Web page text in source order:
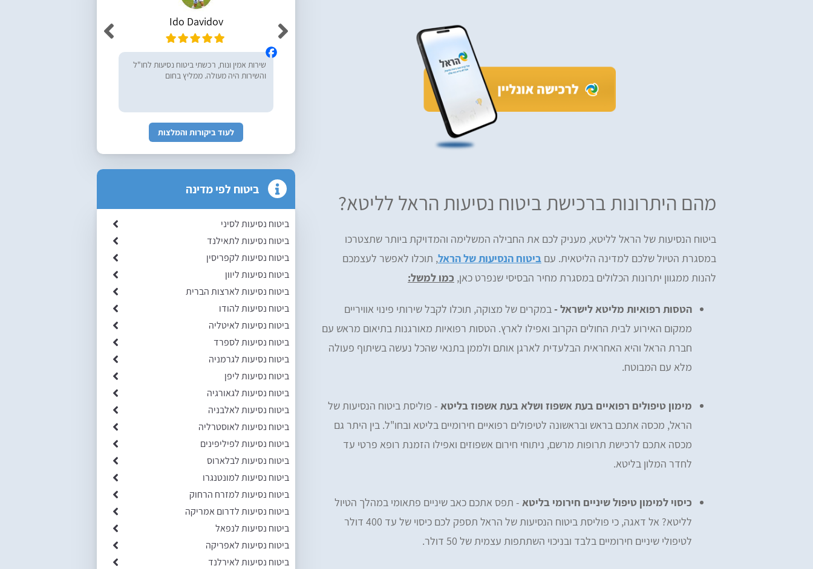
מהם היתרונות ברכישת ביטוח נסיעות הראל לליטא?
ביטוח הנסיעות של הראל לליטא, מעניק לכם את החבילה המשלימה והמדויקת ביותר שתצטרכו
במסגרת הטיול שלכם למדינה הליטאית. עם ביטוח הנסיעות של הראל, תוכלו לאפשר לעצמכם
להנות ממגוון יתרונות הכלולים במסגרת מחיר הבסיסי שנפרט כאן, כמו למשל:
הטסות רפואיות מליטא לישראל -במקרים של מצוקה, תוכלו לקבל שירותי פינוי אוויריים
ממקום האירוע לבית החולים הקרוב ואפילו לארץ. הטסות רפואיות מאורגנות בתיאום מראש עם
חברת הראל והיא האחראית הבלעדית לארגן אותם ולממן בתנאי שהכל נעשה בשיתוף פעולה
מלא עם המבוטח.
מימון טיפולים רפואיים בעת אשפוז ושלא בעת אשפוז בליטא - פוליסת ביטוח הנסיעות של
הראל, מכסה אתכם בראש ובראשונה לטיפולים רפואיים חירומיים בליטא ובחו"ל. בין היתר גם
מכסה אתכם לרכישת תרופות מרשם, ניתוחי חירום אשפוזים ואפילו הזמנת רופא פרטי עד
לחדר המלון בליטא.
כיסוי למימון טיפול שיניים חירומי בליטא - תפס אתכם כאב שיניים פתאומי במהלך הטיול
לליטא? אל דאגה, כי פוליסת ביטוח הנסיעות של הראל תספק לכם כיסוי של עד 400 דולר
לטיפולי שיניים חירומיים בלבד ובניכוי השתתפות עצמית של 50 דולר.
Ido Davidov
שירות אמין ונוח, רכשתי ביטוח נסיעות לחו"ל
והשירות היה מעולה. ממליץ בחום
אלופים! ממליצה בחום על הרפליי, מקצועיים
ושירותיים ברמה גבוה!
מעולים, רכשתי ביטוח הראל דרכם והיה נוח
לעוד ביקורות והמלצות
ביטוח לפי מדינה
ביטוח נסיעות לסיני
ביטוח נסיעות לתאילנד
ביטוח נסיעות לקפריסין
ביטוח נסיעות ליוון
ביטוח נסיעות לארצות הברית
ביטוח נסיעות להודו
ביטוח נסיעות לאיטליה
ביטוח נסיעות לספרד
ביטוח נסיעות לגרמניה
ביטוח נסיעות ליפן
ביטוח נסיעות לגאורגיה
ביטוח נסיעות לאלבניה
ביטוח נסיעות לאוסטרליה
ביטוח נסיעות לפיליפינים
ביטוח נסיעות לבלארוס
ביטוח נסיעות למונטנגרו
ביטוח נסיעות למזרח הרחוק
ביטוח נסיעות לדרום אמריקה
ביטוח נסיעות לנפאל
ביטוח נסיעות לאפריקה
ביטוח נסיעות לאירלנד